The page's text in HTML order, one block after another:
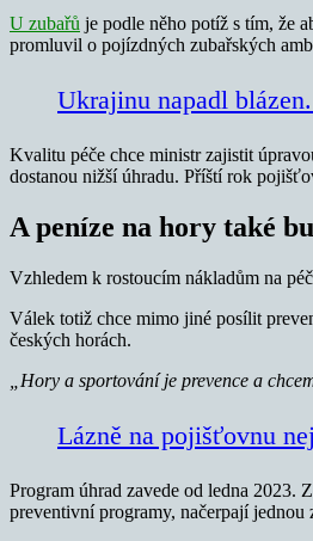
U zubařů je podle něho potíž s tím, že
promluvil o pojízdných zubařských
Ukrajinu napadl
Kvalitu péče chce ministr zajistit
dostanou nižší úhradu. Příští rok
A peníze na hory také
Vzhledem k rostoucím nákladům na
Válek totiž chce mimo jiné posílit
českých horách.
„Hory a sportování je prevence a
Lázně na pojišťovnu
Program úhrad zavede od ledna 2023.
preventivní programy, načerpají